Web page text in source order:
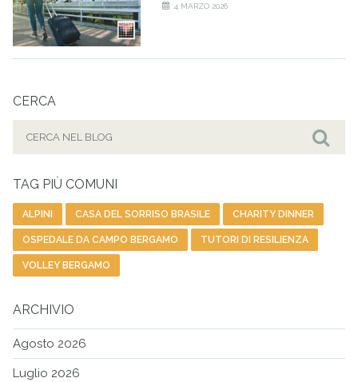
4 MARZO 2026
CERCA
TAG PIÙ COMUNI
ALPINI CASA DEL SORRISO BRASILE CHARITY DINNER
OSPEDALE DA CAMPO BERGAMO TUTORI DI RESILIENZA
VOLLEY BERGAMO
ARCHIVIO
Agosto 2026
Luglio 2026